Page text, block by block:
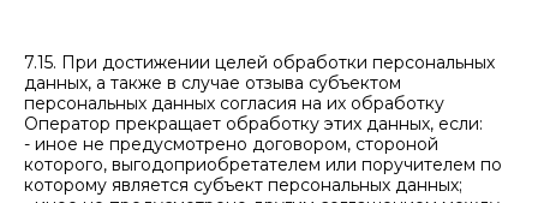
7.15. При достижении целей обработки персональных
данных, а также в случае отзыва субъектом
персональных данных согласия на их обработку
Оператор прекращает обработку этих данных, если:
- иное не предусмотрено договором, стороной
которого, выгодоприобретателем или поручителем по
которому является субъект персональных данных;